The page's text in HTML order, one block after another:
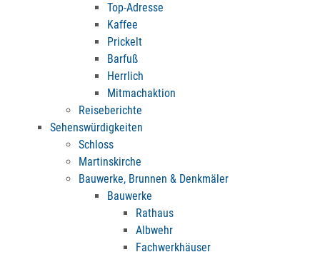
Top-Adresse
Kaffee
Prickelt
Barfuß
Herrlich
Mitmachaktion
Reiseberichte
Sehenswürdigkeiten
Schloss
Martinskirche
Bauwerke, Brunnen & Denkmäler
Bauwerke
Rathaus
Albwehr
Fachwerkhäuser